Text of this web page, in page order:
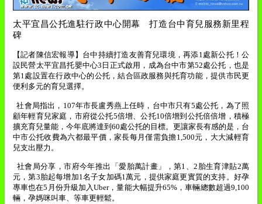
太平宜昌公托進駐行政中心開幕 打造台中育兒服務新里程
碑
【記者陳信宏報導】台中持續打造友善育兒環境，再添1 處新公托！公
設民營太平宜昌托嬰中心3 日正式啟用，成為台中市第52處公托，也是
第1 處設置在行政中心的公托，結合區政服務與托育功能，提供市民更
便利多元的育兒選擇。
社會局指出， 107年市長盧秀燕上任時，台中市只有5處公托，為了照
顧年輕育兒家庭，市府從公托5倍增、公托10倍增到公托倍倍增，積極
擴充育兒量能，今年底將達到60處公托的目標。更讓家長有感的是，台
中市公托收費為六都最平價，家長每月僅需負擔1,500元，大大減輕育
兒支出壓力。
社會局分享，市府今年推出「愛胎萬計畫」，第1 、2 胎生育津貼2萬
元，第3胎起每增加1名子女加碼1萬元，提供家庭更實質的支持。好孕
專車也在5 月份升級加入Uber，量能大幅提升65% ，車輛總數超過9,100
輛，孕媽咪叫車、等車更輕鬆。